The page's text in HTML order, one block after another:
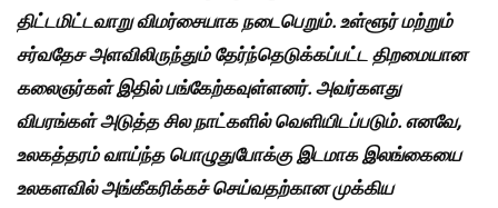
திட்டமிட்டவாறுவிமர்சையாக நடைபெறும். உள்ளூர்மற்றும்
சர்வதேசஅளவிலிருந்தும் தேர்ந்தெடுக்கப்பட்ட திறமையான
கலைஞர்கள்இதில்பங்கேற்கவுள்ளனர். அவர்களது
விபரங்கள்அடுத்தசிலநாட்களில்வெளியிடப்படும். எனவே,
உலகத்தரம்வாய்ந்த பொழுதுபோக்குஇடமாகஇலங்கையை
உலகளவில்அங்கீகரிக்கச்செய்வதற்கானமுக்கிய